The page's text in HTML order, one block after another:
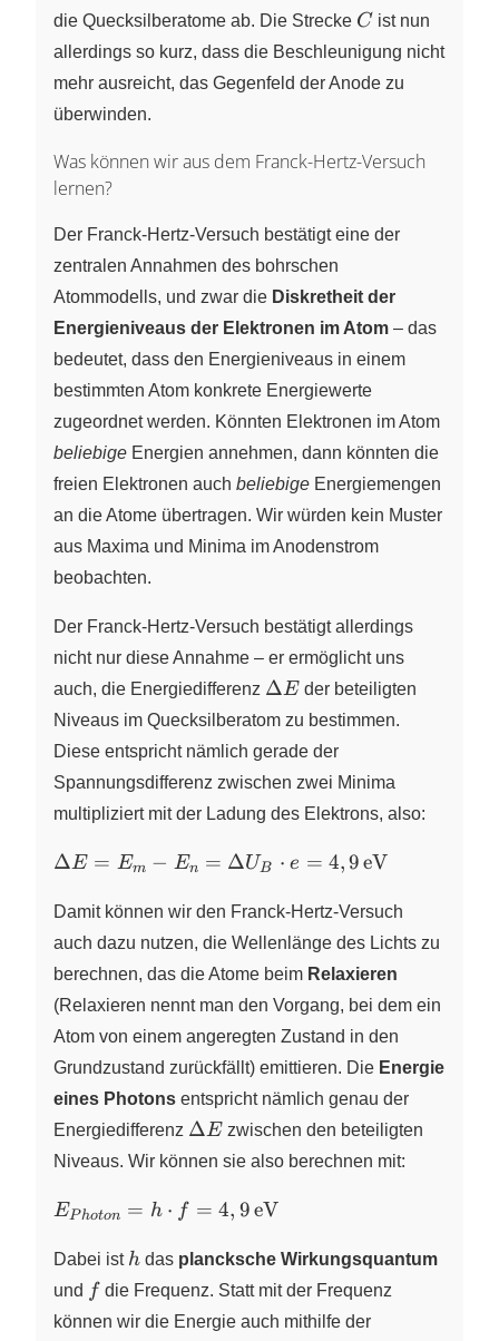
die Quecksilberatome ab. Die Strecke C
C ist nun
allerdings so kurz, dass die Beschleunigung nicht
mehr ausreicht, das Gegenfeld der Anode zu
überwinden.
Was können wir aus dem Franck-Hertz-Versuch
lernen?
Der Franck-Hertz-Versuch bestätigt eine der
zentralen Annahmen des bohrschen
Atommodells, und zwar die Diskretheit der
Energieniveaus der Elektronen im Atom – das
bedeutet, dass den Energieniveaus in einem
bestimmten Atom konkrete Energiewerte
zugeordnet werden. Könnten Elektronen im Atom
beliebige Energien annehmen, dann könnten die
freien Elektronen auch beliebige Energiemengen
an die Atome übertragen. Wir würden kein Muster
aus Maxima und Minima im Anodenstrom
beobachten.
Der Franck-Hertz-Versuch bestätigt allerdings
nicht nur diese Annahme – er ermöglicht uns
auch, die Energiedifferenz \Delta
E
ΔE der beteiligten
Niveaus im Quecksilberatom zu bestimmen.
Diese entspricht nämlich gerade der
Spannungsdifferenz zwischen zwei Minima
multipliziert mit der Ladung des Elektrons, also:
\Delta E =
\Delta U_B
\cdot e =
4,9\,\pu{eV}
ΔE = Em − En = ΔUB ⋅ e = 4,9eV
Damit können wir den Franck-Hertz-Versuch
auch dazu nutzen, die Wellenlänge des Lichts zu
berechnen, das die Atome beim Relaxieren
(Relaxieren nennt man den Vorgang, bei dem ein
Atom von einem angeregten Zustand in den
Grundzustand zurückfällt) emittieren. Die Energie
eines Photons entspricht nämlich genau der
Energiedifferenz \Delta
E
ΔE zwischen den beteiligten
Niveaus. Wir können sie also berechnen mit:
E_{Photon}
4,9\,\pu{eV}
EPhoton = h ⋅ f = 4, 9eV
Dabei ist h
h das plancksche Wirkungsquantum
und ff die Frequenz. Statt mit der Frequenz
können wir die Energie auch mithilfe der